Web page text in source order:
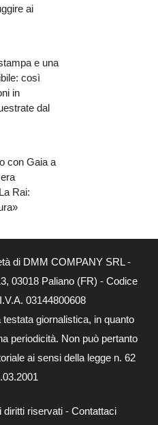
ai
e una
così
in
dal
con Gaia a
Rai:
di DMM COMPANY SRL -
03018 Paliano (FR) - Codice
03144800608
giornalistica, in quanto
periodicità. Non può pertanto
ai sensi della legge n. 62
diritti riservati - Contattaci